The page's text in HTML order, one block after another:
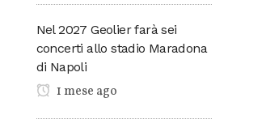
Nel 2027 Geolier farà sei
concerti allo stadio Maradona
di Napoli
1 mese ago